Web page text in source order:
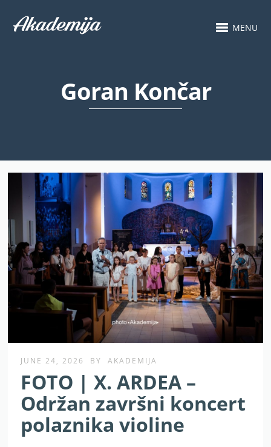
MENU
Goran Končar
JUNE 24, 2026 BY AKADEMIJA
FOTO | X. ARDEA –
Održan završni koncert
polaznika violine